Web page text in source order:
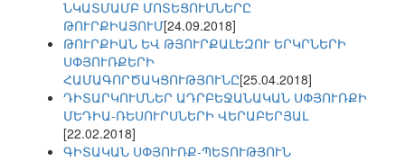
ՆԿԱՏՄԱՄԲ ՄՈՏԵՑՈՒՄՆԵՐԸ
ԹՈՒՐՔԻԱՅՈՒՄ[24.09.2018]
ԹՈՒՐՔԻԱՆ ԵՎ ԹՅՈՒՐՔԱԼԵԶՈՒ ԵՐԿՐՆԵՐԻ
ՍՓՅՈՒՌՔԵՐԻ
ՀԱՄԱԳՈՐԾԱԿՑՈՒԹՅՈՒՆԸ[25.04.2018]
ԴԻՏԱՐԿՈՒՄՆԵՐ ԱԴՐԲԵՋԱՆԱԿԱՆ ՍՓՅՈՒՌՔԻ
ՄԵԴԻԱ-ՌԵՍՈՒՐՍՆԵՐԻ ՎԵՐԱԲԵՐՅԱԼ
[22.02.2018]
ԳԻՏԱԿԱՆ ՍՓՅՈՒՌՔ-ՊԵՏՈՒԹՅՈՒՆ